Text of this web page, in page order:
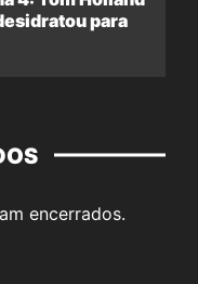
para
encerrados.